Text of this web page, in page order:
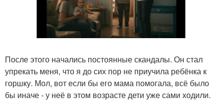
После этого начались постоянные скандалы. Он стал
упрекать меня, что я до сих пор не приучила ребёнка к
горшку. Мол, вот если бы его мама помогала, всё было
бы иначе - у неё в этом возрасте дети уже сами ходили.